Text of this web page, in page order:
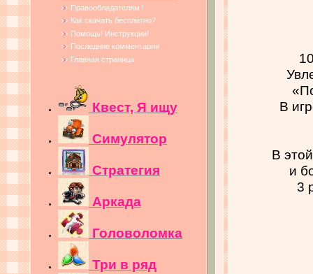
Правообладателям !
Как скачать бесплатно?
Помощь! Инструкции!
Последние комментарии
Главная страница
Квест, Я ищу
Симулятор
Стратегия
Аркада
Головоломка
Три в ряд
В
В
и
3